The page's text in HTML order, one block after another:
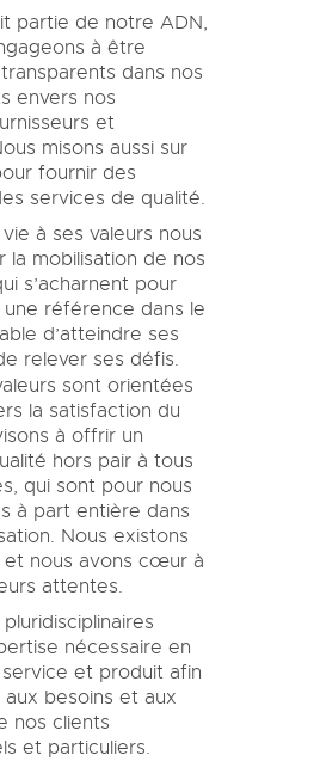
partie de notre ADN,
à être
dans nos
envers nos
et
misons aussi sur
fournir des
services de qualité.
à ses valeurs nous
la mobilisation de nos
s’acharnent pour
référence dans le
d’atteindre ses
relever ses défis.
sont orientées
la satisfaction du
à offrir un
hors pair à tous
qui sont pour nous
à part entière dans
Nous existons
et nous avons cœur à
attentes.
nécessaire en
et produit afin
besoins et aux
nos clients
et particuliers.